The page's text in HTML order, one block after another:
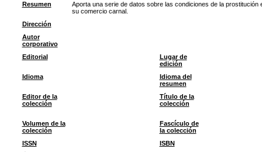
Resumen
Aporta una serie de datos sobre las condiciones de la
su comercio carnal.
Dirección
Autor
corporativo
Editorial
Lugar de
edición
Idioma
Idioma del
resumen
Editor de la
colección
Título de la
colección
Volumen de la
colección
Fascículo de
la colección
ISSN
ISBN